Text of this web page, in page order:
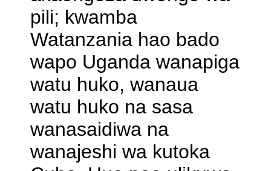
pili; kwamba
Watanzania hao bado
wapo Uganda wanapiga
watu huko, wanaua
watu huko na sasa
wanasaidiwa na
wanajeshi wa kutoka